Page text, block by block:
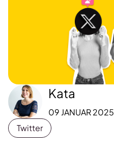
Kata
09 JANUAR 2025
Twitter